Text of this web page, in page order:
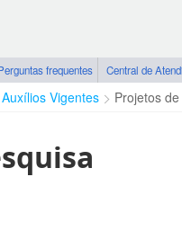
frequentes Central de
Vigentes Projetos